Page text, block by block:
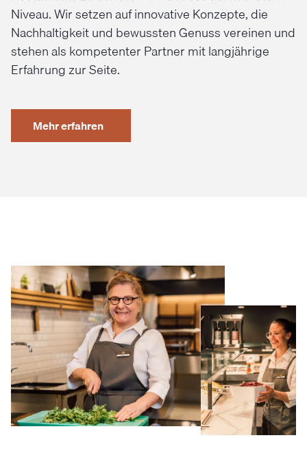
Niveau. Wir setzen auf innovative Konzepte, die
Nachhaltigkeit und bewussten Genuss vereinen und
stehen als kompetenter Partner mit langjährige
Erfahrung zur Seite.
Mehr erfahren